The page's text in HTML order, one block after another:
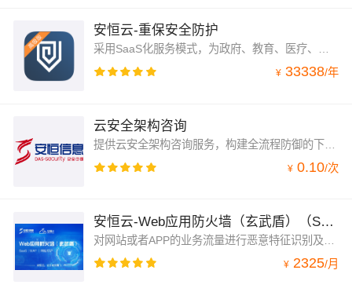
安恒云-重保安全防护
采用SaaS化服务模式，为政府、教育、医疗、企业等行业客户网站提供安全监测和防护服务。服务内容包括漏洞扫描、安全事件监测、网站内容监测、可用性监测、DDoS防护、web攻击防护、永久在线、一键关停、虚拟补丁、7x24小时安全专家值守服务等。
¥ 33338/年
云安全架构咨询
¥ 0.10/次
安恒云-Web应用防火墙（玄武盾）（SaaS）
¥ 2325/月